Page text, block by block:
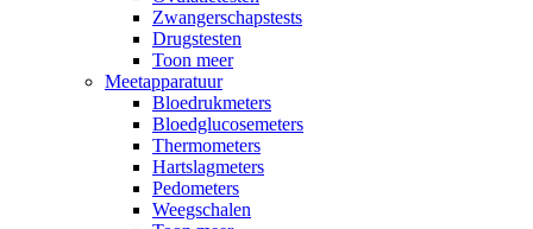
Zwangerschapstests
Drugstesten
Toon meer
Meetapparatuur
Bloedrukmeters
Bloedglucosemeters
Thermometers
Hartslagmeters
Pedometers
Weegschalen